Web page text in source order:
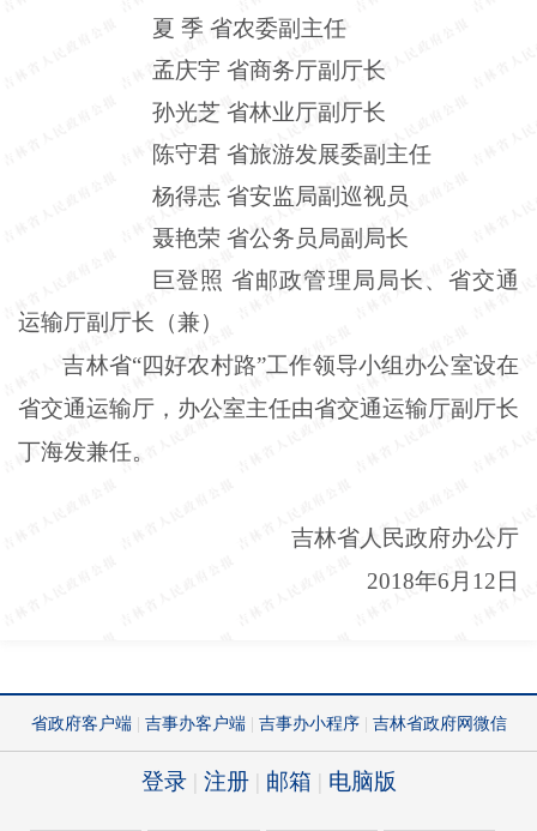
夏 季 省农委副主任
孟庆宇 省商务厅副厅长
孙光芝 省林业厅副厅长
陈守君 省旅游发展委副主任
杨得志 省安监局副巡视员
聂艳荣 省公务员局副局长
巨登照 省邮政管理局局长、省交通
运输厅副厅长（兼）
吉林省“四好农村路”工作领导小组办公室设在
省交通运输厅，办公室主任由省交通运输厅副厅长
丁海发兼任。
吉林省人民政府办公厅
2018年6月12日